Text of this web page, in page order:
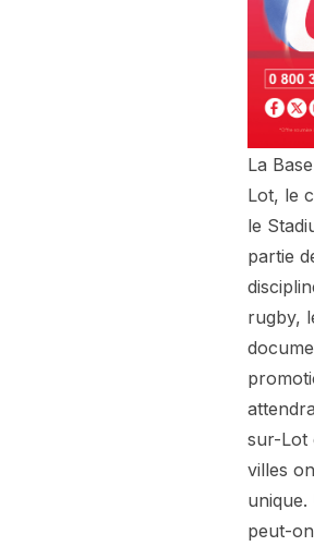
La
Lot, le
le
partie
rugby,
sur-Lot
villes
peut-